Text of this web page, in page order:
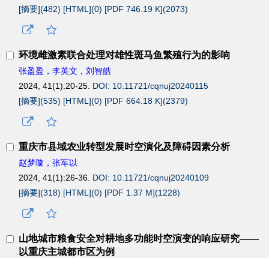
[摘要](482) [HTML](0) [PDF 746.19 K](2073)
环境雌激素联合处理对雄性斑马鱼繁殖行为的影响
张盈盈，李英文，刘智皓
2024, 41(1):20-25. DOI: 10.11721/cqnuj20240115
[摘要](535) [HTML](0) [PDF 664.18 K](2379)
重庆市县域农业转型发展时空演化及障碍因素分析
赵梦璇，张军以
2024, 41(1):26-36. DOI: 10.11721/cqnuj20240109
[摘要](318) [HTML](0) [PDF 1.37 M](1228)
山地城市粮食安全对耕地多功能时空演变的响应研究——
以重庆主城都市区为例